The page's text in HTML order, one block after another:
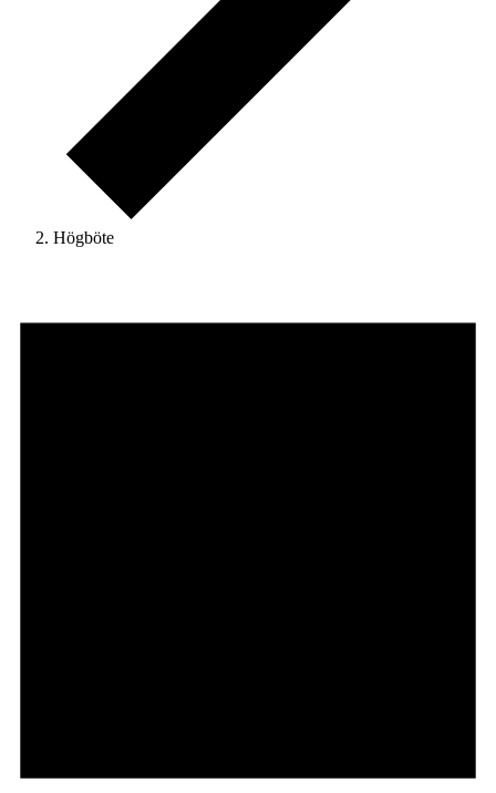
Högböte